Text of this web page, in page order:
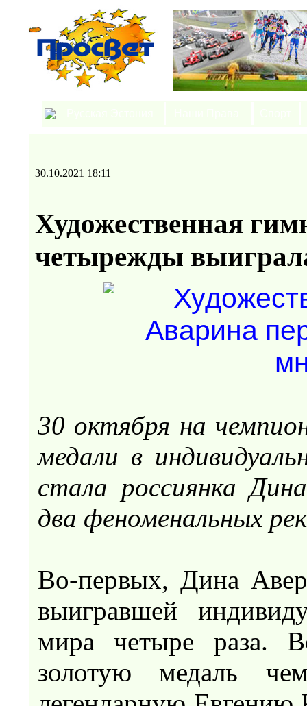
30.10.2021 18:11
Художественная
четырежды
30 октября на
медали в
стала россиянка
два феноменальных
Во-первых, Дина
выигравшей
мира четыре раза.
золотую медаль